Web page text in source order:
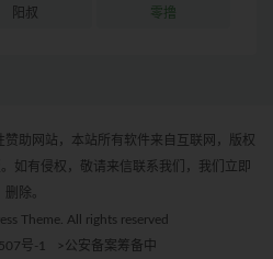
阳叔 零撸
赞助网站，本站所有软件来自互联网，版权
如有侵权，敬请来信联系我们，我们立即
删除。
Theme. All rights reserved
号-1
>公安备案筹备中